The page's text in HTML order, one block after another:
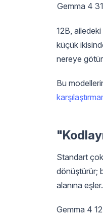
Gemma 4
12B,
küçük
nereye
Bu
Standart
dönüştürür;
alanına
Gemma 4